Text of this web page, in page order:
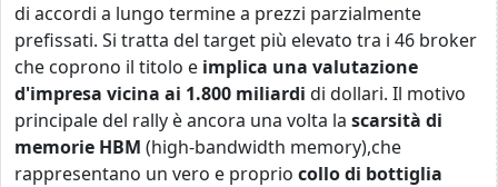
di accordi a lungo termine a prezzi parzialmente
prefissati. Si tratta del target più elevato tra i 46 broker
che coprono il titolo e implica una valutazione
d'impresa vicina ai 1.800 miliardi di dollari. Il motivo
principale del rally è ancora una volta la scarsità di
memorie HBM (high-bandwidth memory),che
rappresentano un vero e proprio collo di bottiglia